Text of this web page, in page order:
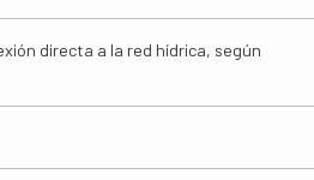
directa a la red hídrica, según